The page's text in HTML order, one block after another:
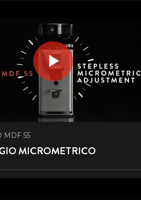
MDF 55
MICROMETRICO